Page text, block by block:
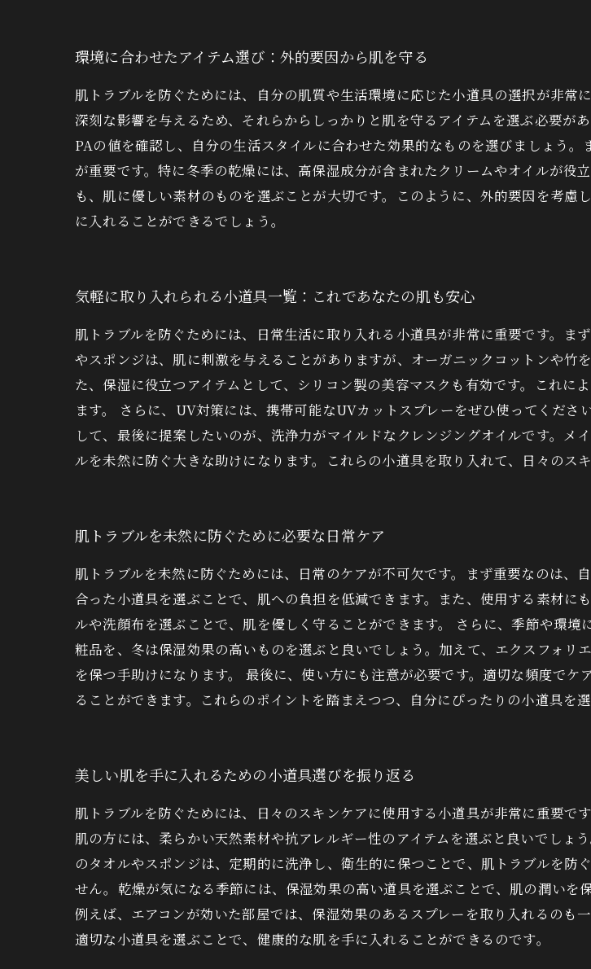
環境に合わせたアイテム選び：外的要因から肌を守る
肌トラブルを防ぐためには、自分の肌質や生活環境に応じた小道具の選択が非
深刻な影響を与えるため、それらからしっかりと肌を守るアイテムを選ぶ必要が
PAの値を確認し、自分の生活スタイルに合わせた効果的なものを選びましょう
が重要です。特に冬季の乾燥には、高保湿成分が含まれたクリームやオイルが役
も、肌に優しい素材のものを選ぶことが大切です。このように、外的要因を考
に入れることができるでしょう。
気軽に取り入れられる小道具一覧：これであなたの肌も安心
肌トラブルを防ぐためには、日常生活に取り入れる小道具が非常に重要です。
やスポンジは、肌に刺激を与えることがありますが、オーガニックコットンや竹
た、保湿に役立つアイテムとして、シリコン製の美容マスクも有効です。これに
ます。 さらに、UV対策には、携帯可能なUVカットスプレーをぜひ使ってくだ
して、最後に提案したいのが、洗浄力がマイルドなクレンジングオイルです。
ルを未然に防ぐ大きな助けになります。これらの小道具を取り入れて、日々のス
肌トラブルを未然に防ぐために必要な日常ケア
肌トラブルを未然に防ぐためには、日常のケアが不可欠です。まず重要なのは、
合った小道具を選ぶことで、肌への負担を低減できます。また、使用する素材に
ルや洗顔布を選ぶことで、肌を優しく守ることができます。 さらに、季節や環
粧品を、冬は保湿効果の高いものを選ぶと良いでしょう。加えて、エクスフォ
を保つ手助けになります。 最後に、使い方にも注意が必要です。適切な頻度で
ることができます。これらのポイントを踏まえつつ、自分にぴったりの小道具を
美しい肌を手に入れるための小道具選びを振り返る
肌トラブルを防ぐためには、日々のスキンケアに使用する小道具が非常に重要で
肌の方には、柔らかい天然素材や抗アレルギー性のアイテムを選ぶと良いでしょ
のタオルやスポンジは、定期的に洗浄し、衛生的に保つことで、肌トラブルを
せん。乾燥が気になる季節には、保湿効果の高い道具を選ぶことで、肌の潤いを
例えば、エアコンが効いた部屋では、保湿効果のあるスプレーを取り入れるのも
適切な小道具を選ぶことで、健康的な肌を手に入れることができるのです。